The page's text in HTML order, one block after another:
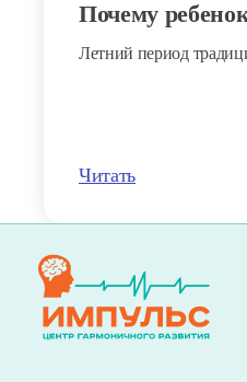
Денверская
Почему
Летний период
Читать